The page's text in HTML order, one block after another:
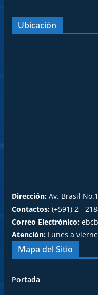
Ubicación
Dirección: Av. Brasil
Contactos:(+591) 2 -
Correo Electrónico:
Atención:Lunes a
Mapa del Sitio
Portada